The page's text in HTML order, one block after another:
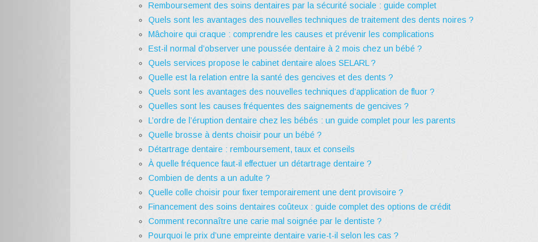
Remboursement des soins dentaires par la sécurité sociale : guide complet
Quels sont les avantages des nouvelles techniques de traitement des dents noires ?
Mâchoire qui craque : comprendre les causes et prévenir les complications
Est-il normal d’observer une poussée dentaire à 2 mois chez un bébé ?
Quels services propose le cabinet dentaire aloes SELARL ?
Quelle est la relation entre la santé des gencives et des dents ?
Quels sont les avantages des nouvelles techniques d’application de fluor ?
Quelles sont les causes fréquentes des saignements de gencives ?
L’ordre de l’éruption dentaire chez les bébés : un guide complet pour les parents
Quelle brosse à dents choisir pour un bébé ?
Détartrage dentaire : remboursement, taux et conseils
À quelle fréquence faut-il effectuer un détartrage dentaire ?
Combien de dents a un adulte ?
Quelle colle choisir pour fixer temporairement une dent provisoire ?
Financement des soins dentaires coûteux : guide complet des options de crédit
Comment reconnaître une carie mal soignée par le dentiste ?
Pourquoi le prix d’une empreinte dentaire varie-t-il selon les cas ?